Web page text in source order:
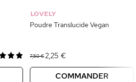
LOVELY
Poudre Translucide Vegan
7,50 €2,25 €
COMMANDER